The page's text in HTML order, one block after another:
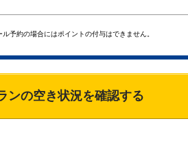
予約の場合にはポイントの付与はできません。
ンの空き状況を確認する